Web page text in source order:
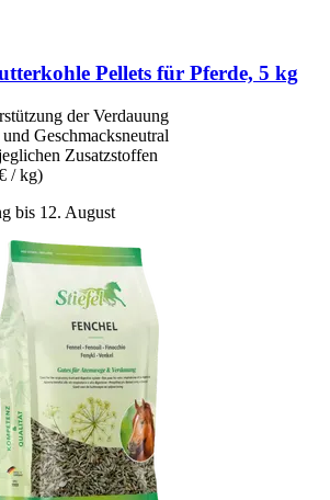
Pellets für Pferde, 5 kg
der Verdauung
Geschmacksneutral
Zusatzstoffen
/ kg)
bis 12. August